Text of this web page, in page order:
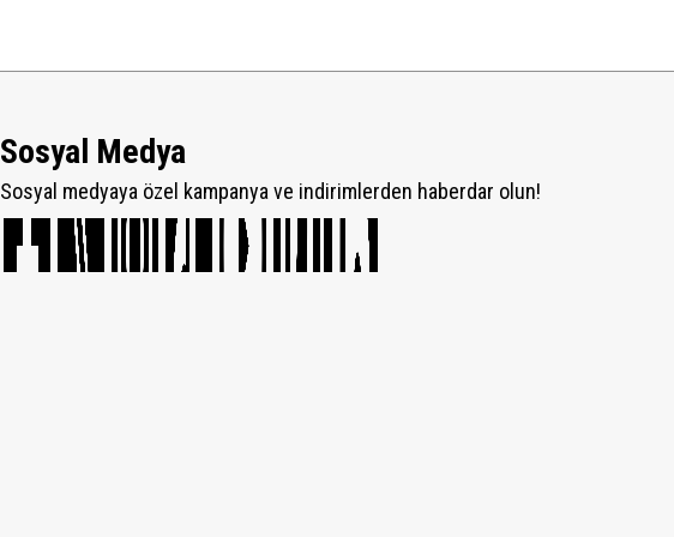
Sosyal Medya
Sosyal medyaya özel kampanya ve indirimlerden haberdar olun!